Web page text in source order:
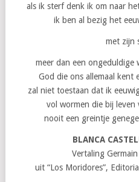
als ik sterf denk ik om naar
ik ben al bezig het
met zijn
meer dan een ongeduldige
God die ons allemaal kent
zal niet toestaan dat ik
vol wormen die bij leven
nooit een greintje
BLANCA
Vertaling
uit “Los Moridores”,